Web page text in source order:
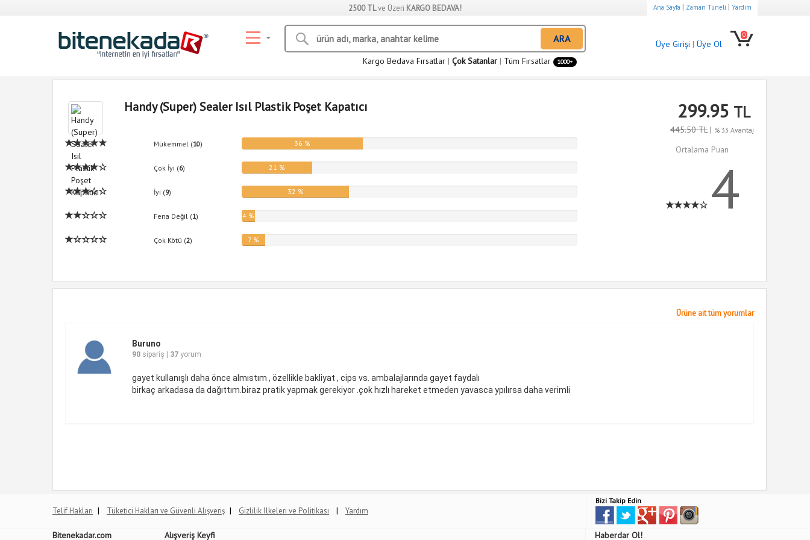
2500 TLve Üzeri KARGO BEDAVA! Ana Sayfa | Zaman Tüneli | Yardım
ARA
Kargo Bedava Fırsatlar | Çok Satanlar | Tüm Fırsatlar 1000+
Üye Girişi | Üye Ol
0
Handy (Super) Sealer Isıl Plastik Poşet Kapatıcı 299.95 TL
445.50 TL| % 33 Avantaj
Mükemmel (10) 36 %
Çok İyi (6) 21 %
İyi (9) 32 %
Fena Değil (1) 4 %
Çok Kötü (2) 7 %
Ortalama Puan
4
Ürüne ait tüm yorumlar
Buruno
90 sipariş | 37 yorum
gayet kullanışlı daha önce almıstım , özellikle bakliyat , cips vs. ambalajlarında gayet faydalı
birkaç arkadasa da dağıttım.biraz pratik yapmak gerekiyor .çok hızlı hareket etmeden yavasca ypılırsa daha verimli
Telif Hakları | Tüketici Hakları ve Güvenli Alışveriş | Gizlilik İlkeleri ve Politikası | Yardım
Bizi Takip Edin
Bitenekadar.com Alışveriş Keyfi Haberdar Ol!